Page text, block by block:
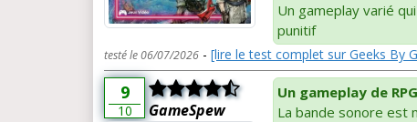
Un gameplay varié
punitif
testé le 06/07/2026 - [lire le test complet sur Geeks By
9
10 GameSpew
Un gameplay de
La bande sonore est